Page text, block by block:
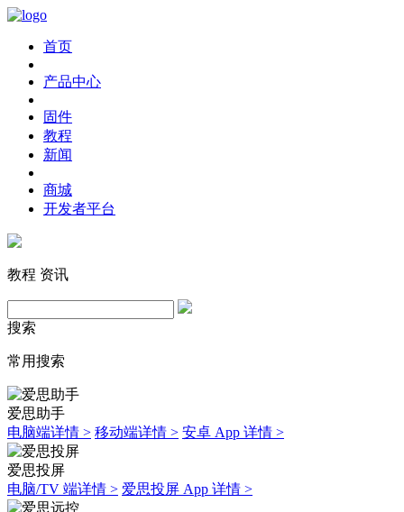
首页
产品中心
固件
教程
新闻
商城
开发者平台
教程 资讯
搜索
常用搜索
爱思助手
电脑端详情 > 移动端详情 > 安卓 App 详情 >
爱思投屏
电脑/TV 端详情 > 爱思投屏 App 详情 >